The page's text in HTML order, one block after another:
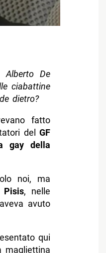
Alberto De
ciabattine
dietro?
fatto
delGF
gay della
noi, ma
Pisis, nelle
avuto
qui
magliettina